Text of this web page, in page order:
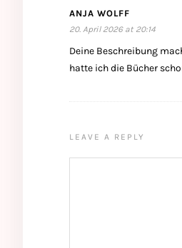
ANJA WOLFF
20. April 2026 at 20:14
Deine Beschreibung
hatte ich die Bücher
LEAVE A REPLY